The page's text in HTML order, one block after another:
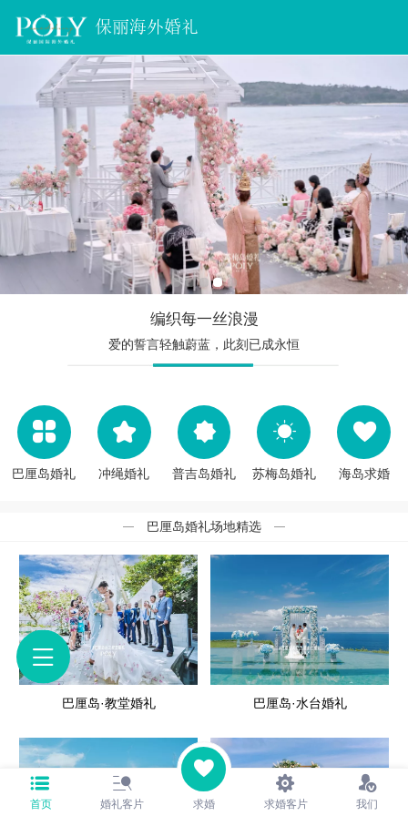
保丽海外婚礼
编织每一丝浪漫
爱的誓言轻触蔚蓝，此刻已成永恒
巴厘岛婚礼 冲绳婚礼 普吉岛婚礼 苏梅岛婚礼 海岛求婚
巴厘岛婚礼场地精选
巴厘岛·教堂婚礼 巴厘岛·水台婚礼
首页 婚礼客片 求婚 求婚客片 我们